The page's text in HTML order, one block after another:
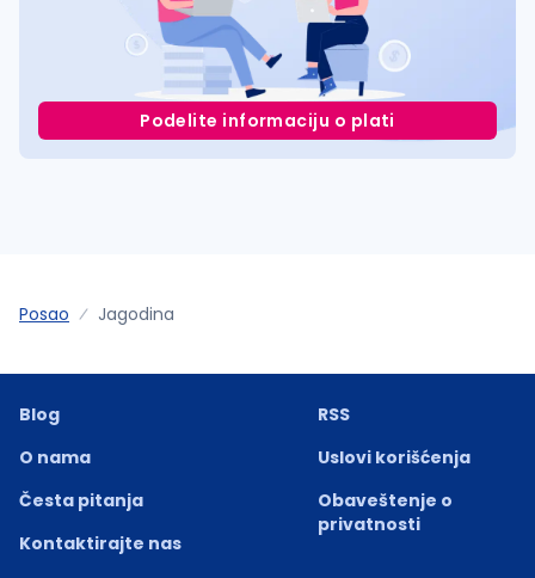
Podelite informaciju o plati
Posao Jagodina
Blog
O nama
Česta pitanja
Kontaktirajte nas
RSS
Uslovi korišćenja
Obaveštenje o
privatnosti